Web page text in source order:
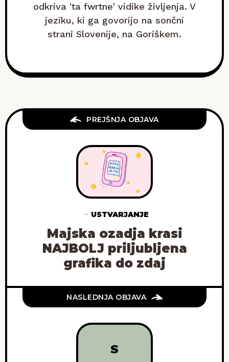
odkriva 'ta fwrtne' vidike življenja. V
jeziku, ki ga govorijo na sončni
strani Slovenije, na Goriškem.
PREJŠNJA OBJAVA
USTVARJANJE
Majska ozadja krasi
NAJBOLJ priljubljena
grafika do zdaj
NASLEDNJA OBJAVA
S